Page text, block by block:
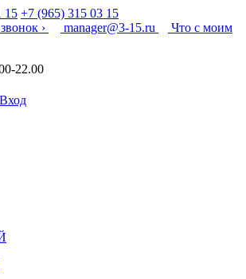
15 +7 (965) 315 03 15
›
manager@3-15.ru
Что с моим
22.00
Вход